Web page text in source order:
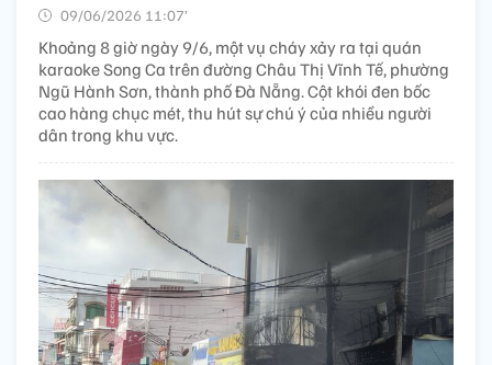
09/06/2026 11:07’
Khoảng 8 giờ ngày 9/6, một vụ cháy xảy ra tại quán
karaoke Song Ca trên đường Châu Thị Vĩnh Tế, phường
Ngũ Hành Sơn, thành phố Đà Nẵng. Cột khói đen bốc
cao hàng chục mét, thu hút sự chú ý của nhiều người
dân trong khu vực.